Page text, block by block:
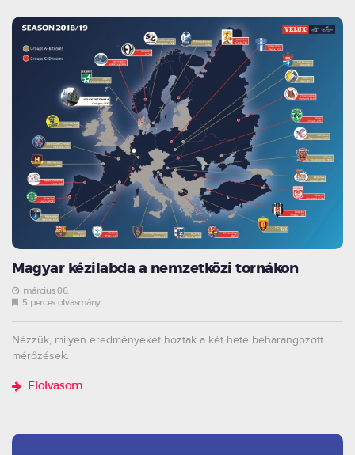
Magyar kézilabda a nemzetközi tornákon
március 06.
5 perces olvasmány
Nézzük, milyen eredményeket hoztak a két hete beharangozott
mérőzések.
Elolvasom